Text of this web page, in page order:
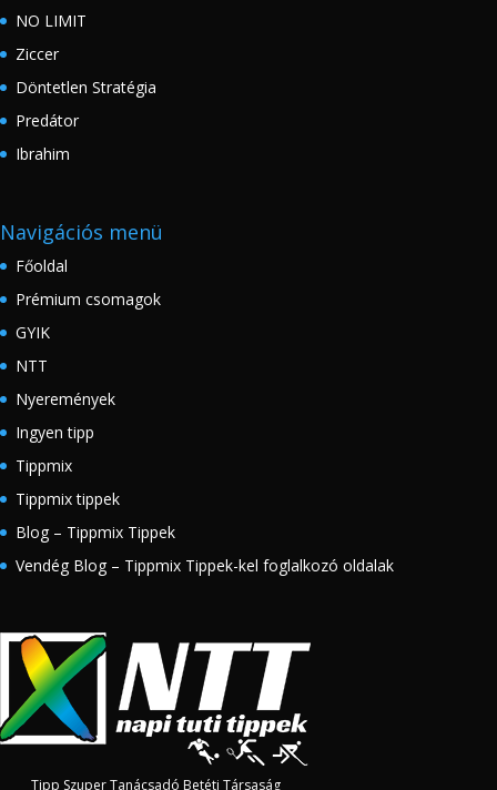
NO LIMIT
Ziccer
Döntetlen Stratégia
Predátor
Ibrahim
Navigációs menü
Főoldal
Prémium csomagok
GYIK
NTT
Nyeremények
Ingyen tipp
Tippmix
Tippmix tippek
Blog – Tippmix Tippek
Vendég Blog – Tippmix Tippek-kel foglalkozó oldalak
Tipp Szuper Tanácsadó Betéti Társaság